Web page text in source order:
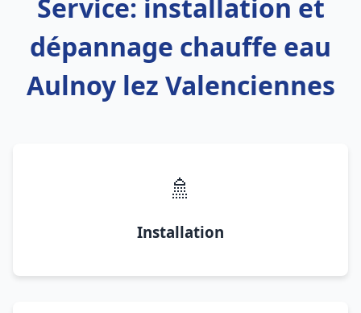
Service: installation et
dépannage chauffe eau
Aulnoy lez Valenciennes
🚿
Installation